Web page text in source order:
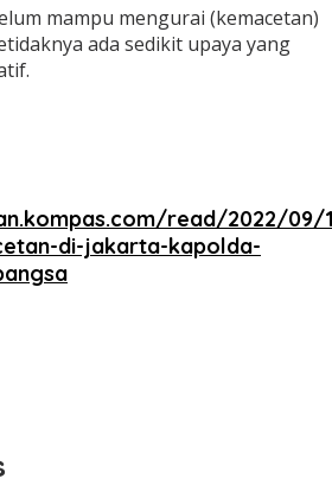
mampu mengurai (kemacetan)
ada sedikit upaya yang
read/2022/09/
di-jakarta-kapolda-